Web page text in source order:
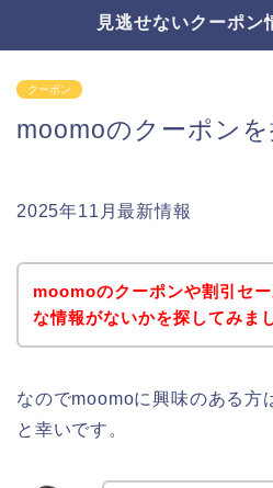
見逃せないクーポン
クーポン
moomoのクーポン
2025年11月最新情報
moomoのクーポンや割引セ
な情報がないかを探してみま
なのでmoomoに興味のある方
と幸いです。